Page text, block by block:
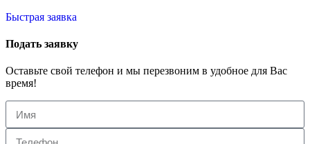
Быстрая заявка
Подать заявку
Оставьте свой телефон и мы перезвоним в удобное для Вас
время!